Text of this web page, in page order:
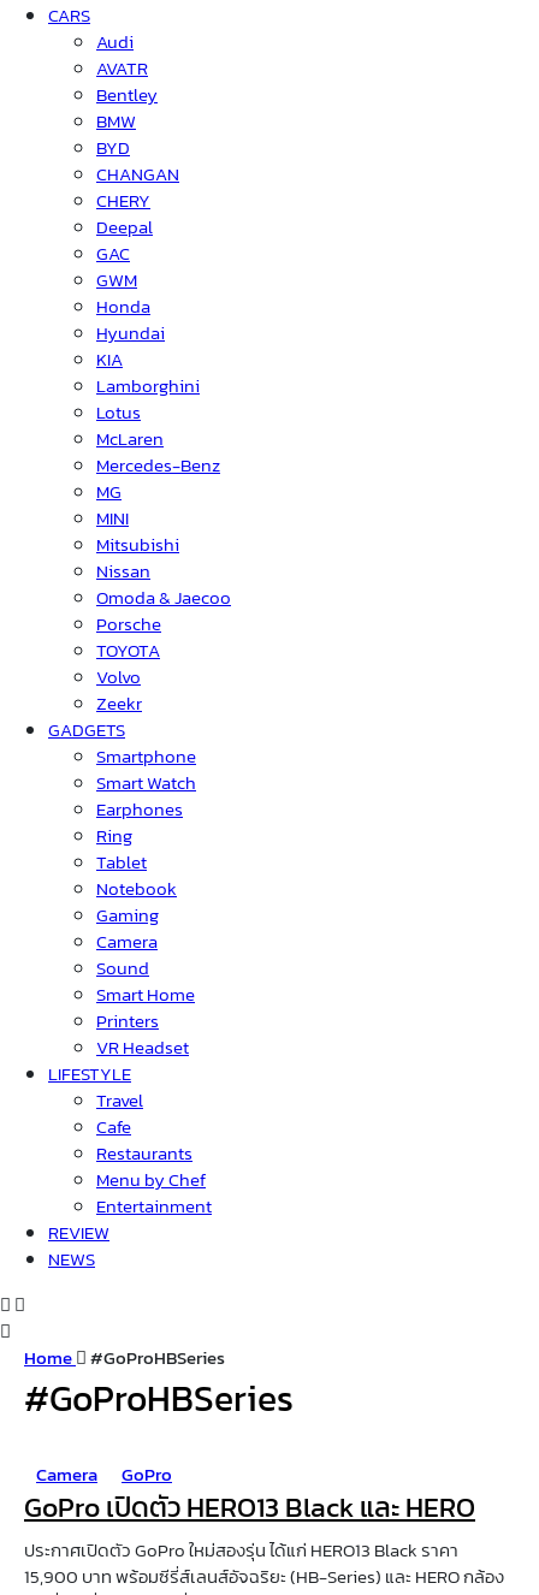
CARS
Audi
AVATR
Bentley
BMW
BYD
CHANGAN
CHERY
Deepal
GAC
GWM
Honda
Hyundai
KIA
Lamborghini
Lotus
McLaren
Mercedes-Benz
MG
MINI
Mitsubishi
Nissan
Omoda & Jaecoo
Porsche
TOYOTA
Volvo
Zeekr
GADGETS
Smartphone
Smart Watch
Earphones
Ring
Tablet
Notebook
Gaming
Camera
Sound
Smart Home
Printers
VR Headset
LIFESTYLE
Travel
Cafe
Restaurants
Menu by Chef
Entertainment
REVIEW
NEWS
Home #GoProHBSeries
#GoProHBSeries
Camera GoPro
GoPro เปิดตัว HERO13 Black และ HERO
ประกาศเปิดตัว GoPro ใหม่สองรุ่น ได้แก่ HERO13 Black ราคา
15,900 บาท พร้อมซีรี่ส์เลนส์อัจฉริยะ (HB-Series) และ HERO กล้อง